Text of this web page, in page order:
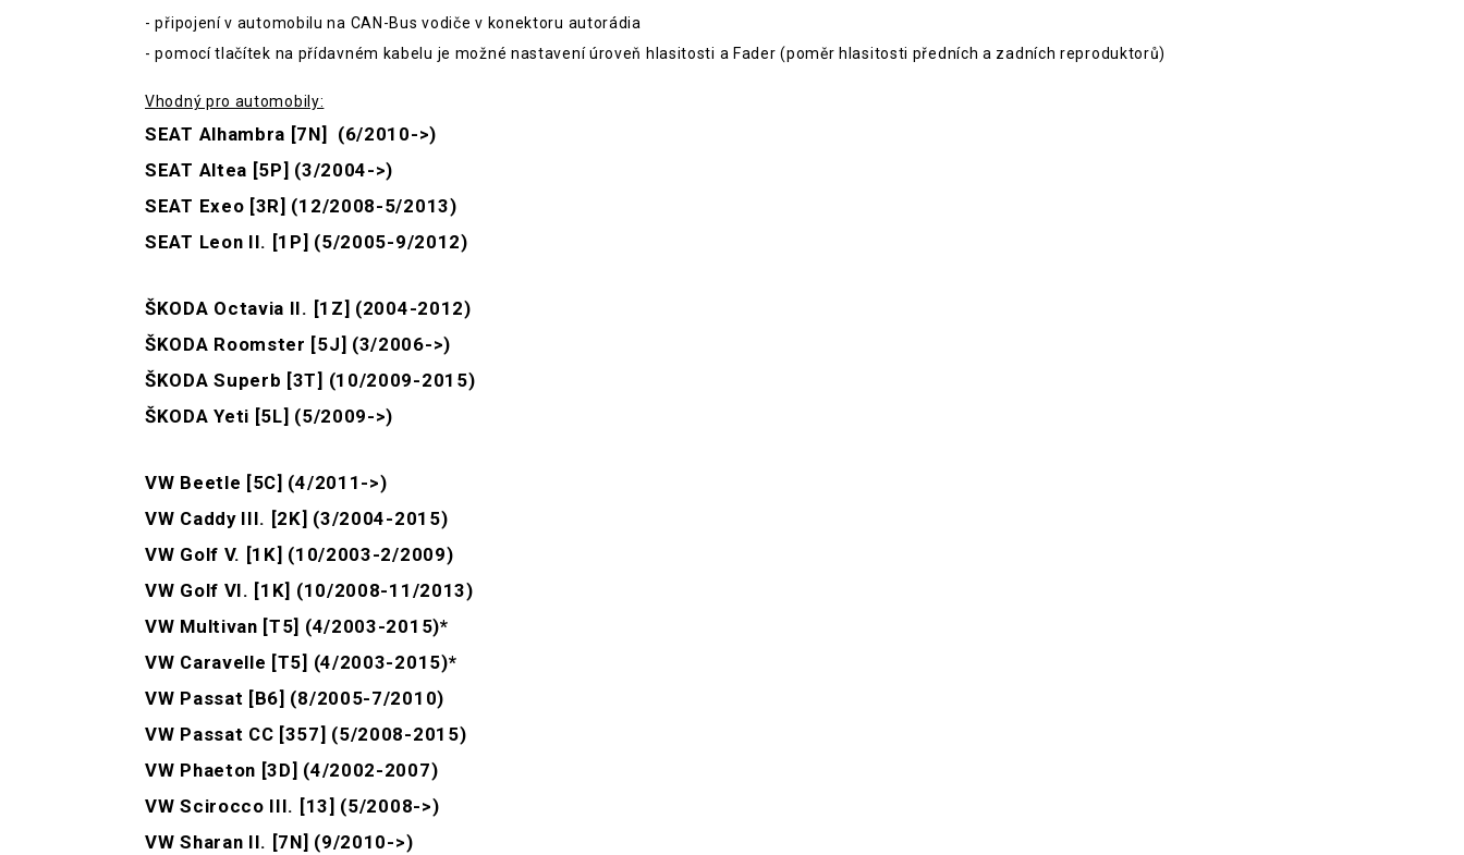
- připojení v automobilu na CAN-Bus vodiče v konektoru autorádia
- pomocí tlačítek na přídavném kabelu je možné nastavení úroveň hlasitosti a Fader (poměr hlasitosti předních a zadních reproduktorů)
Vhodný pro automobily:
SEAT Alhambra [7N] (6/2010->)
SEAT Altea [5P] (3/2004->)
SEAT Exeo [3R] (12/2008-5/2013)
SEAT Leon II. [1P] (5/2005-9/2012)
ŠKODA Octavia II. [1Z] (2004-2012)
ŠKODA Roomster [5J] (3/2006->)
ŠKODA Superb [3T] (10/2009-2015)
ŠKODA Yeti [5L] (5/2009->)
VW Beetle [5C] (4/2011->)
VW Caddy III. [2K] (3/2004-2015)
VW Golf V. [1K] (10/2003-2/2009)
VW Golf VI. [1K] (10/2008-11/2013)
VW Multivan [T5] (4/2003-2015)*
VW Caravelle [T5] (4/2003-2015)*
VW Passat [B6] (8/2005-7/2010)
VW Passat CC [357] (5/2008-2015)
VW Phaeton [3D] (4/2002-2007)
VW Scirocco III. [13] (5/2008->)
VW Sharan II. [7N] (9/2010->)